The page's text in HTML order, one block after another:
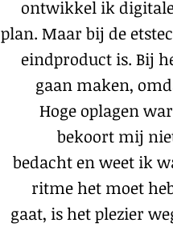
ontwikkel ik
plan. Maar bij de
eindproduct is. Bij
gaan maken,
Hoge oplagen
bekoort mij
bedacht en weet ik
ritme het moet
gaat, is het plezier